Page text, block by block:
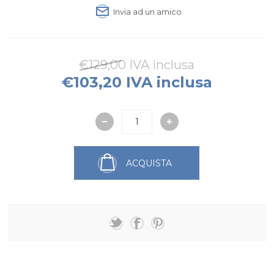
Invia ad un amico
€129,00 IVA inclusa
€103,20 IVA inclusa
ACQUISTA